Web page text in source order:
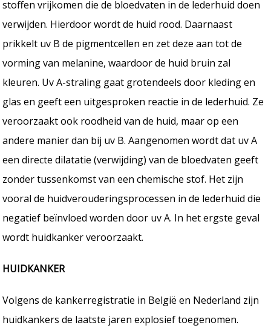
stoffen vrijkomen die de bloedvaten in de lederhuid doen
verwijden. Hierdoor wordt de huid rood. Daarnaast
prikkelt uv B de pigmentcellen en zet deze aan tot de
vorming van melanine, waardoor de huid bruin zal
kleuren. Uv A-straling gaat grotendeels door kleding en
glas en geeft een uitgesproken reactie in de lederhuid. Ze
veroorzaakt ook roodheid van de huid, maar op een
andere manier dan bij uv B. Aangenomen wordt dat uv A
een directe dilatatie (verwijding) van de bloedvaten geeft
zonder tussenkomst van een chemische stof. Het zijn
vooral de huidverouderingsprocessen in de lederhuid die
negatief beïnvloed worden door uv A. In het ergste geval
wordt huidkanker veroorzaakt.
HUIDKANKER
Volgens de kankerregistratie in België en Nederland zijn
huidkankers de laatste jaren explosief toegenomen.